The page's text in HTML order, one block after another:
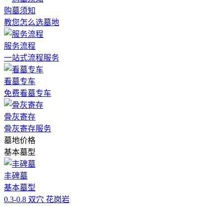
购墓须知
教您怎么选墓地
服务流程
一站式流程服务
看墓专车
免费看墓专车
骨灰寄存
骨灰寄存服务
墓地价格
基本墓型
丰碑墓
基本墓型
0.3-0.8 双穴 花岗岩